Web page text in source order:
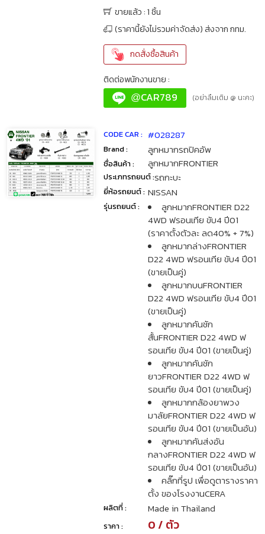
ขายแล้ว : 1 ชิ้น
(ราคานี้ยังไม่รวมค่าจัดส่ง) ส่งจาก กทม.
กดสั่งซื้อสินค้า
ติดต่อพนักงานขาย :
@CAR789 (อย่าลืมเติม @ นะคะ)
CODE CAR : #028287
Brand : ลูกหมากรถปิคอัพ
ชื่อสินค้า : ลูกหมากFRONTIER
ประเภทรถยนต์ :รถกะบะ
ยี่ห้อรถยนต์ : NISSAN
รุ่นรถยนต์ :
ลูกหมากFRONTIER D22
4WD ฟรอนเทีย ขับ4 ปี01
(ราคาตั้งตัวละ ลด40% + 7%)
ลูกหมากล่างFRONTIER
D22 4WD ฟรอนเทีย ขับ4 ปี01
(ขายเป็นคู่)
ลูกหมากบนFRONTIER
D22 4WD ฟรอนเทีย ขับ4 ปี01
(ขายเป็นคู่)
ลูกหมากคันชัก
สั้นFRONTIER D22 4WD ฟ
รอนเทีย ขับ4 ปี01 (ขายเป็นคู่)
ลูกหมากคันชัก
ยาวFRONTIER D22 4WD ฟ
รอนเทีย ขับ4 ปี01 (ขายเป็นคู่)
ลูกหมากกล้องยาพวง
มาลัยFRONTIER D22 4WD ฟ
รอนเทีย ขับ4 ปี01 (ขายเป็นอัน)
ลูกหมากคันส่งอัน
กลางFRONTIER D22 4WD ฟ
รอนเทีย ขับ4 ปี01 (ขายเป็นอัน)
คลิ๊กที่รูป เพื่อดูตารางราคา
ตั้ง ของโรงงานCERA
ผลิตที่ : Made in Thailand
ราคา : 0 / ตัว